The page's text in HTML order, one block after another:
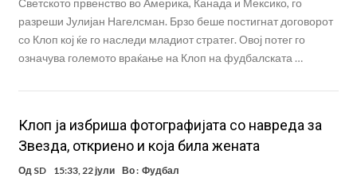
Светското првенство во Америка, Канада и Мексико, го
разреши Јулијан Нагелсман. Брзо беше постигнат договорот
со Клоп кој ќе го наследи младиот стратег. Овој потег го
означува големото враќање на Клоп на фудбалската …
Клоп ја избриша фотографијата со навреда за
Звезда, откриено и која била жената
Од SD 15:33, 22 јули Во : Фудбал